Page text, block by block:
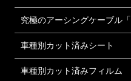
究極のアーシングケーブル
車種別カット済みシート
車種別カット済みフィルム